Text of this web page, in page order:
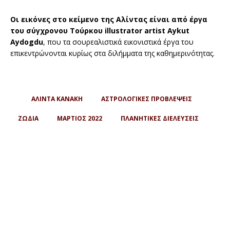
Οι εικόνες στο κείμενο της Αλίντας είναι από έργα
του σύγχρονου Τούρκου illustrator artist Aykut
Aydogdu, που τα σουρεαλιστικά εικονιστικά έργα του
επικεντρώνονται κυρίως στα διλήμματα της καθημερινότητας.
ΑΛΙΝΤΑ ΚΑΝΑΚΗ ΑΣΤΡΟΛΟΓΙΚΕΣ ΠΡΟΒΛΕΨΕΙΣ
ΖΩΔΙΑ ΜΑΡΤΙΟΣ 2022 ΠΛΑΝΗΤΙΚΕΣ ΔΙΕΛΕΥΣΕΙΣ